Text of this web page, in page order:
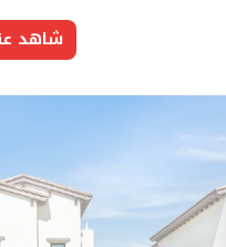
شاهد